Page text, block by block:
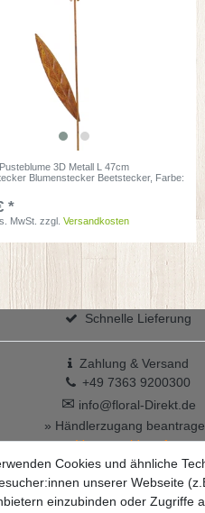
3D Metall L 47cm
Blumenstecker Beetstecker, Farbe:
*
MwSt. zzgl.Versandkosten
Schnelle Lieferung
Zahlung & Versand
+49 7363 9200300
✉ info@floral-Direkt.de
» Händlerzugang
Vertrag widerrufen
Cookies und ähnliche
unserer Webseite
einzubinden oder Zugriffe